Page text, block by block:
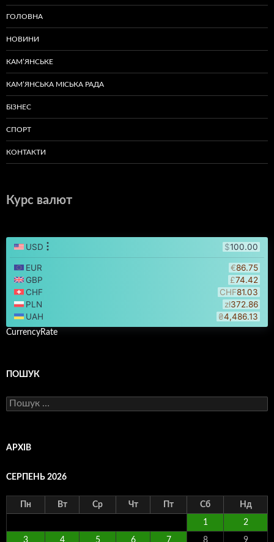
ГОЛОВНА
НОВИНИ
КАМ’ЯНСЬКЕ
КАМ’ЯНСЬКА МІСЬКА РАДА
БІЗНЕС
СПОРТ
КОНТАКТИ
Курс валют
CurrencyRate
ПОШУК
Пошук:
АРХІВ
СЕРПЕНЬ 2026
Пн Вт Ср Чт Пт Сб Нд
1 2
3 4 5 6 7 8 9